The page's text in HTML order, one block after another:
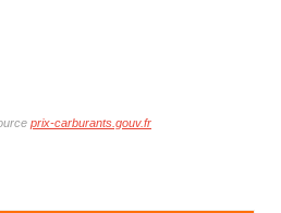
prix-carburants.gouv.fr